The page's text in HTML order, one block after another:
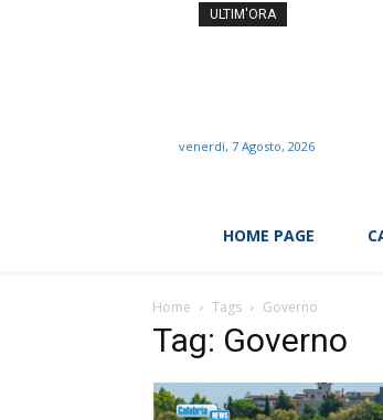
ULTIM'ORA
venerdì, 7 Agosto, 2026
HOME PAGE
Home Tags Governo
Tag: Governo